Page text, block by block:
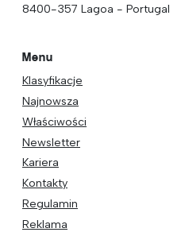
8400-357 Lagoa - Portugal
Menu
Klasyfikacje
Najnowsza
Właściwości
Newsletter
Kariera
Kontakty
Regulamin
Reklama